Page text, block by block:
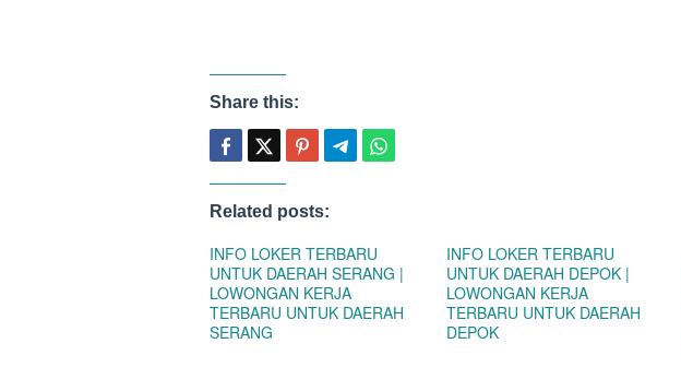
Share this:
Related posts:
INFO LOKER TERBARU
UNTUK DAERAH SERANG |
LOWONGAN KERJA
TERBARU UNTUK DAERAH
SERANG
INFO LOKER TERBARU
UNTUK DAERAH DEPOK |
LOWONGAN KERJA
TERBARU UNTUK DAERAH
DEPOK